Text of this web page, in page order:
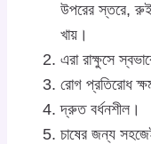
উপরের স্তরে, রুই
খায়।
এরা রাক্ষুসে
রোগ প্রতিরোধ
দ্রুত বর্ধনশীল।
চাষের জন্য